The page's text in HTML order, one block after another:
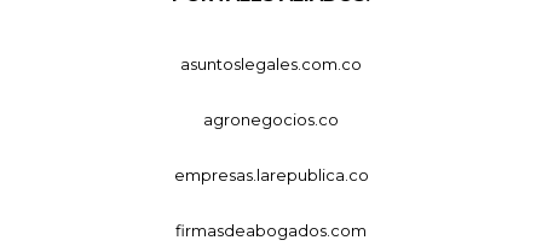
asuntoslegales.com.co
agronegocios.co
empresas.larepublica.co
firmasdeabogados.com